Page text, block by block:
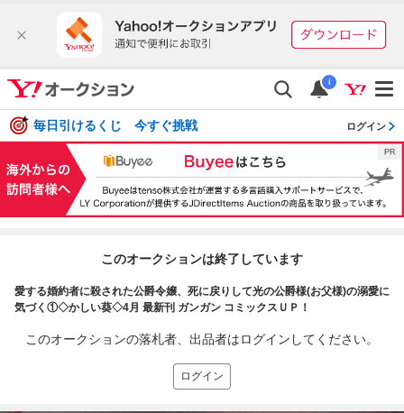
i
毎日引けるくじ 今すぐ挑戦 ログイン
このオークションは終了しています
愛する婚約者に殺された公爵令嬢、死に戻りして光の公爵様(お父様)の溺愛に
気づく①◇かしい葵◇4月 最新刊 ガンガン コミックスＵＰ！
このオークションの落札者、出品者はログインしてください。
ログイン